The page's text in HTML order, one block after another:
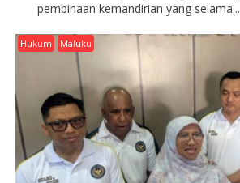
pembinaan kemandirian yang selama...
Hukum Maluku